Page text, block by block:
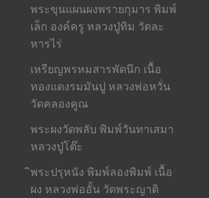
พระขุนแผนผงพรายกุมาร พิมพ์
เล็ก องค์ครู หลวงปู่ทิม วัดละ
หารไร่
เหรียญพรหมสารพัดนึก เนื้อ
ทองแดงรมมันปู หลวงพ่อหวั่น
วัดคลองคูณ
พระผงวัดพลับ พิมพ์วันทาเสมา
หลวงปู่โต๊ะ
ิพระปรุหนัง พิมพ์ลองพิมพ์ เนื้อ
ผง หลวงพ่ออั้น วัดพระญาติ